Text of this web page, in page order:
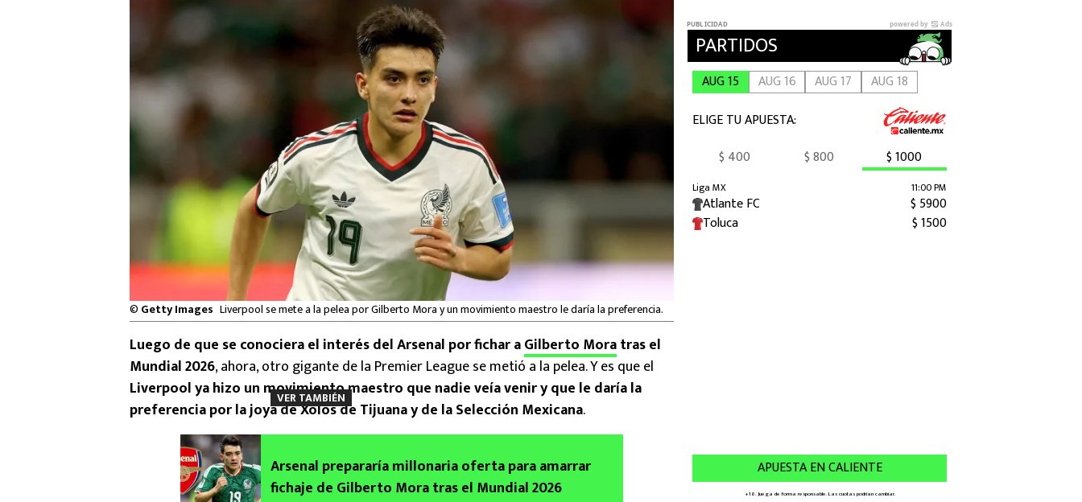
© Getty Images Liverpool se mete a la pelea por Gilberto Mora y un movimiento maestro le daría la preferencia.
Luego de que se conociera el interés del Arsenal por fichar aGilberto Moratras el
Mundial 2026, ahora, otro gigante de la Premier League se metió a la pelea. Y es que el
Liverpool ya hizo un movimiento maestro que nadie veía venir y que le daría la
preferencia por la joya de Xolos de Tijuana y de la Selección Mexicana.
VER TAMBIÉN
Arsenal prepararía millonaria oferta para amarrar
fichaje de Gilberto Mora tras el Mundial 2026